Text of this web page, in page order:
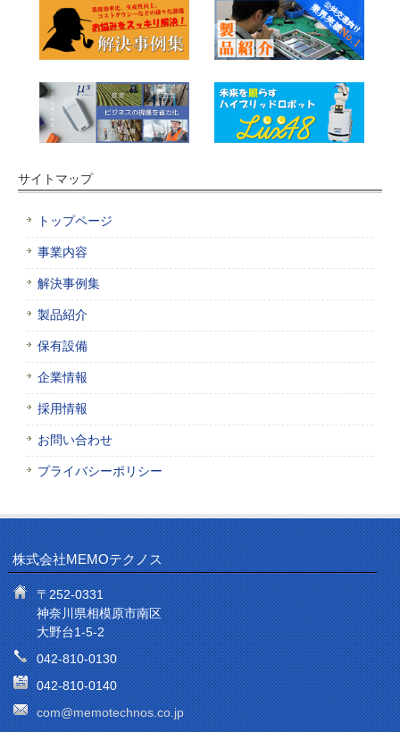
サイトマップ
トップページ
事業内容
解決事例集
製品紹介
保有設備
企業情報
採用情報
お問い合わせ
プライバシーポリシー
株式会社MEMOテクノス
〒252-0331
神奈川県相模原市南区
大野台1-5-2
042-810-0130
042-810-0140
com@memotechnos.co.jp